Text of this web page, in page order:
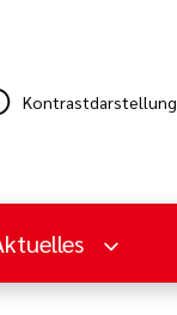
Kontrastdarstellung